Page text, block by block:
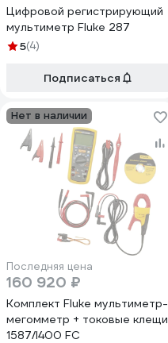
Цифровой регистрирующий
мультиметр Fluke 287
5(4)
Подписаться
Нет в наличии
Последняя цена
160 920 ₽
Комплект Fluke мультиметр-
мегомметр + токовые клещи
1587/I400 FC